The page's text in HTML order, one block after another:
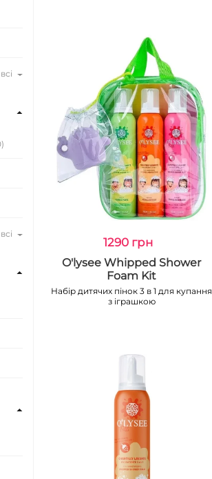
1290 грн
O'lysee Whipped Shower
Foam Kit
Набір дитячих пінок 3 в 1 для купання
з іграшкою